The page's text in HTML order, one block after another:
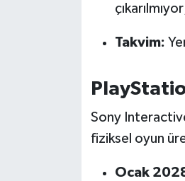
Takvim:
Sony
fiziksel oyun
Ocak
SEYAHAT